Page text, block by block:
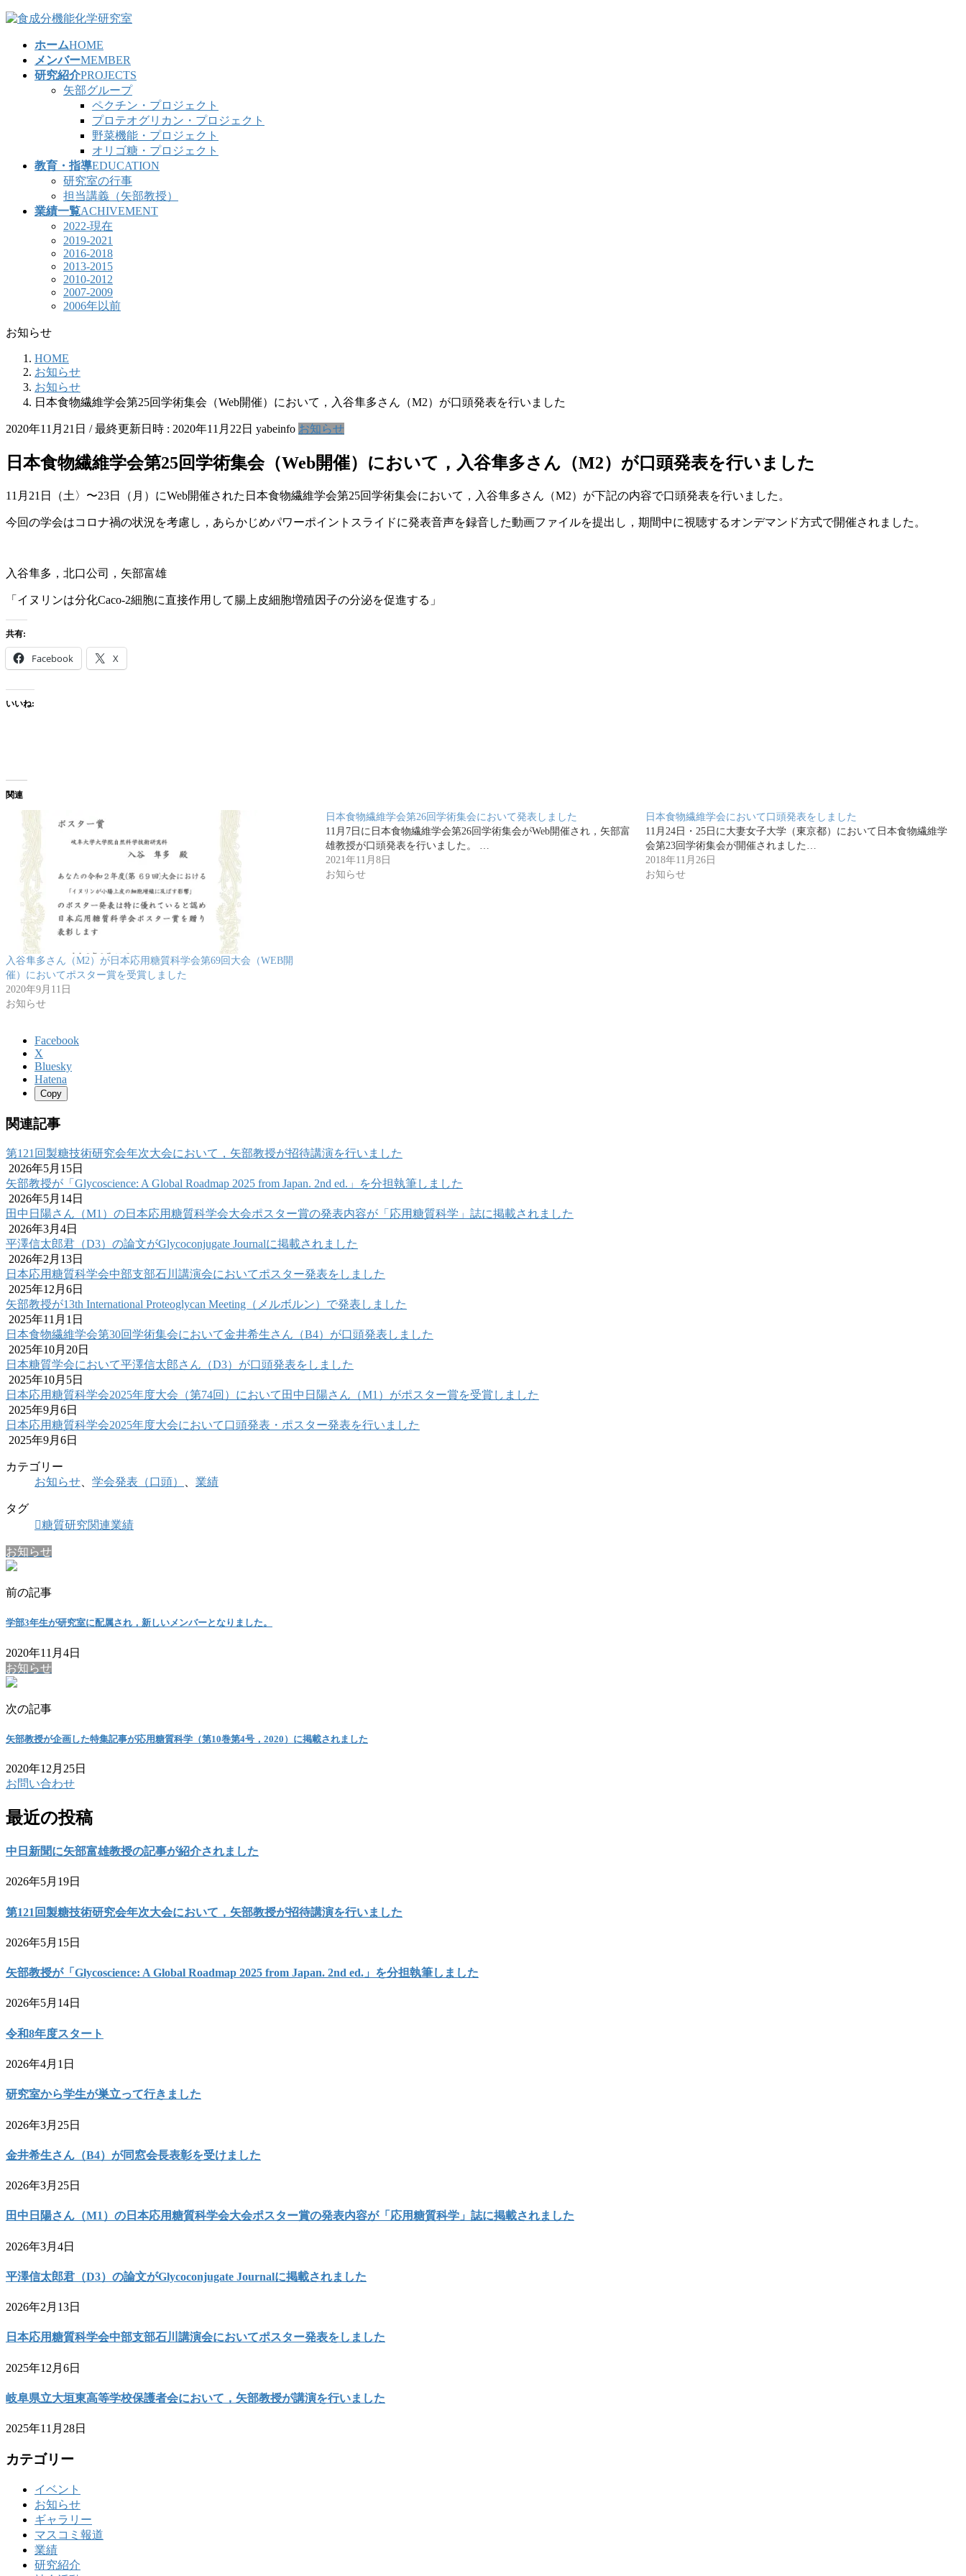
コ
ナ
ホームHOME
メンバーMEMBER
研究紹介PROJECTS
矢部グループ
ペクチン・プロジェクト
プロテオグリカン・プロジェクト
野菜機能・プロジェクト
オリゴ糖・プロジェクト
教育・指導EDUCATION
研究室の行事
担当講義（矢部教授）
業績一覧ACHIVEMENT
2022-現在
2019-2021
2016-2018
2013-2015
2010-2012
2007-2009
2006年以前
お知らせ
HOME
お知らせ
お知らせ
日本食物繊維学会第25回学術集会（Web開催）において，入谷隼多さん（M2）が口頭発表を行いました
2020年11月21日 / 最終更新日時 : 2020年11月22日 yabeinfo お知らせ
日本食物繊維学会第25回学術集会（Web開催）において，入谷隼多さん（M2）が口頭発表を行いました
11月21日（土〉〜23日（月）にWeb開催された日本食物繊維学会第25回学術集会において，入谷隼多さん（M2）が下記の内容で口頭発表を行いました。
今回の学会はコロナ禍の状況を考慮し，あらかじめパワーポイントスライドに発表音声を録音した動画ファイルを提出し，期間中に視聴するオンデマンド方式で開催されました。
入谷隼多，北口公司，矢部富雄
「イヌリンは分化Caco-2細胞に直接作用して腸上皮細胞増殖因子の分泌を促進する」
共有:
Facebook X
いいね:
関連
入谷隼多さん（M2）が日本応用糖質科学会第69回大会（WEB開
催）においてポスター賞を受賞しました
2020年9月11日
お知らせ
日本食物繊維学会第26回学術集会において発表しました
11月7日に日本食物繊維学会第26回学術集会がWeb開催され，矢部富
雄教授が口頭発表を行いました。 …
2021年11月8日
お知らせ
日本食物繊維学会において口頭発表をしました
11月24日・25日に大妻女子大学（東京都）において日本食物繊維学
会第23回学術集会が開催されました…
2018年11月26日
お知らせ
Facebook
X
Bluesky
Hatena
Copy
関連記事
第121回製糖技術研究会年次大会において，矢部教授が招待講演を行いました
2026年5月15日
矢部教授が「Glycoscience: A Global Roadmap 2025 from Japan. 2nd ed.」を分担執筆しました
2026年5月14日
田中日陽さん（M1）の日本応用糖質科学会大会ポスター賞の発表内容が「応用糖質科学」誌に掲載されました
2026年3月4日
平澤信太郎君（D3）の論文がGlycoconjugate Journalに掲載されました
2026年2月13日
日本応用糖質科学会中部支部石川講演会においてポスター発表をしました
2025年12月6日
矢部教授が13th International Proteoglycan Meeting（メルボルン）で発表しました
2025年11月1日
日本食物繊維学会第30回学術集会において金井希生さん（B4）が口頭発表しました
2025年10月20日
日本糖質学会において平澤信太郎さん（D3）が口頭発表をしました
2025年10月5日
日本応用糖質科学会2025年度大会（第74回）において田中日陽さん（M1）がポスター賞を受賞しました
2025年9月6日
日本応用糖質科学会2025年度大会において口頭発表・ポスター発表を行いました
2025年9月6日
カテゴリー
お知らせ
学会発表（口頭） 業績
タグ
糖質研究関連業績
お知らせ
前の記事
学部3年生が研究室に配属され，新しいメンバーとなりました。
2020年11月4日
お知らせ
次の記事
矢部教授が企画した特集記事が応用糖質科学（第10巻第4号，2020）に掲載されました
2020年12月25日
お問い合わせ
最近の投稿
中日新聞に矢部富雄教授の記事が紹介されました
2026年5月19日
第121回製糖技術研究会年次大会において，矢部教授が招待講演を行いました
2026年5月15日
矢部教授が「Glycoscience: A Global Roadmap 2025 from Japan. 2nd ed.」を分担執筆しました
2026年5月14日
令和8年度スタート
2026年4月1日
研究室から学生が巣立って行きました
2026年3月25日
金井希生さん（B4）が同窓会長表彰を受けました
2026年3月25日
田中日陽さん（M1）の日本応用糖質科学会大会ポスター賞の発表内容が「応用糖質科学」誌に掲載されました
2026年3月4日
平澤信太郎君（D3）の論文がGlycoconjugate Journalに掲載されました
2026年2月13日
日本応用糖質科学会中部支部石川講演会においてポスター発表をしました
2025年12月6日
岐阜県立大垣東高等学校保護者会において，矢部教授が講演を行いました
2025年11月28日
カテゴリー
イベント
お知らせ
ギャラリー
マスコミ報道
業績
研究紹介